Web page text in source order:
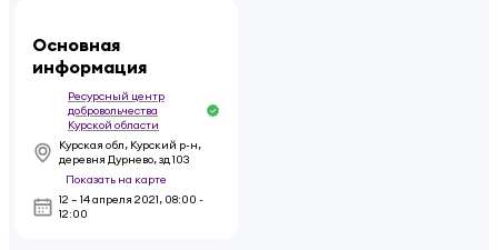
Основная
информация
Ресурсный центр
добровольчества
Курской области
Курская обл, Курский р-н,
деревня Дурнево, зд 103
Показать на карте
12 – 14 апреля 2021, 08:00 -
12:00